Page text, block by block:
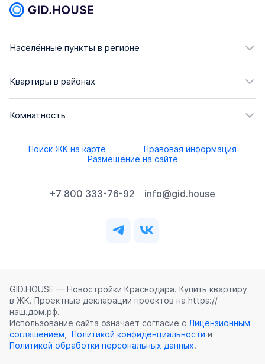
Населённые пункты в регионе
Квартиры в районах
Комнатность
Поиск ЖК на карте
Правовая информация
Размещение на сайте
+7 800 333-76-92 info@gid.house
GID.HOUSE — Новостройки Краснодара. Купить квартиру
в ЖК. Проектные декларации проектов на https://
наш.дом.рф.
Использование сайта означает согласие с Лицензионным
соглашением
Политикой конфиденциальности и
Политикой обработки персональных данных.